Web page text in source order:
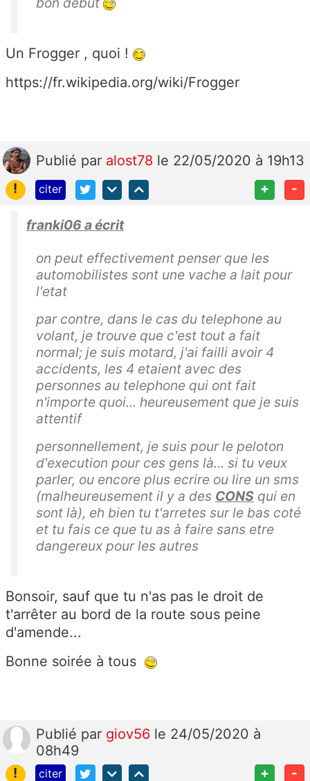
Un Frogger , quoi !
https://fr.wikipedia.org/wiki/Frogger
Publié par alost78 le 22/05/2020 à 19h13
!
citer + -
franki06 a écrit
on peut effectivement penser que les
automobilistes sont une vache a lait pour
l'etat
par contre, dans le cas du telephone au
volant, je trouve que c'est tout a fait
normal; je suis motard, j'ai failli avoir 4
accidents, les 4 etaient avec des
personnes au telephone qui ont fait
n'importe quoi... heureusement que je suis
attentif
personnellement, je suis pour le peloton
d'execution pour ces gens là... si tu veux
parler, ou encore plus ecrire ou lire un sms
(malheureusement il y a des CONS qui en
sont là), eh bien tu t'arretes sur le bas coté
et tu fais ce que tu as à faire sans etre
dangereux pour les autres
Bonsoir, sauf que tu n'as pas le droit de
t'arrêter au bord de la route sous peine
d'amende...
Bonne soirée à tous
Publié par giov56 le 24/05/2020 à
08h49
!
citer + -